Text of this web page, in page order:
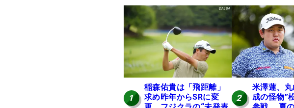
1
稲森佑貴は「飛距離」
求め昨年からSRに変
2
米澤蓮、
成の怪物”